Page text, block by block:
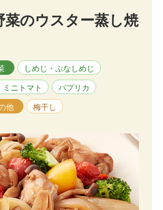
菜のウスター蒸し焼
しめじ・ぶなしめじ
ミニトマト パプリカ
他 梅干し